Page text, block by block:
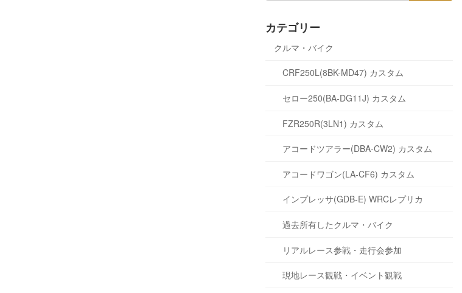
カテゴリー
クルマ・バイク
CRF250L(8BK-MD47) カスタム
セロー250(BA-DG11J) カスタム
FZR250R(3LN1) カスタム
アコードツアラー(DBA-CW2) カスタム
アコードワゴン(LA-CF6) カスタム
インプレッサ(GDB-E) WRCレプリカ
過去所有したクルマ・バイク
リアルレース参戦・走行会参加
現地レース観戦・イベント観戦